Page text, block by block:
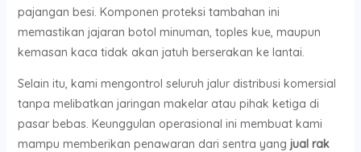
pajangan besi. Komponen proteksi tambahan ini
memastikan jajaran botol minuman, toples kue, maupun
kemasan kaca tidak akan jatuh berserakan ke lantai.
Selain itu, kami mengontrol seluruh jalur distribusi komersial
tanpa melibatkan jaringan makelar atau pihak ketiga di
pasar bebas. Keunggulan operasional ini membuat kami
mampu memberikan penawaran dari sentra yang jual rak